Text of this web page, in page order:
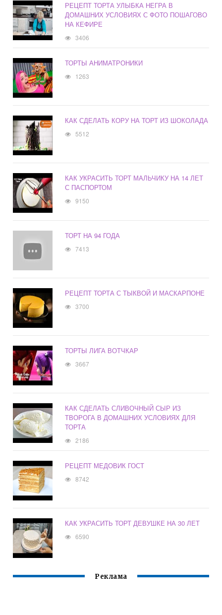
РЕЦЕПТ ТОРТА УЛЫБКА НЕГРА В
ДОМАШНИХ УСЛОВИЯХ С ФОТО ПОШАГОВО
НА КЕФИРЕ
3406
ТОРТЫ АНИМАТРОНИКИ
1263
КАК СДЕЛАТЬ КОРУ НА ТОРТ ИЗ ШОКОЛАДА
5512
КАК УКРАСИТЬ ТОРТ МАЛЬЧИКУ НА 14 ЛЕТ
С ПАСПОРТОМ
9150
ТОРТ НА 94 ГОДА
7413
РЕЦЕПТ ТОРТА С ТЫКВОЙ И МАСКАРПОНЕ
3700
ТОРТЫ ЛИГА ВОТЧКАР
3667
КАК СДЕЛАТЬ СЛИВОЧНЫЙ СЫР ИЗ
ТВОРОГА В ДОМАШНИХ УСЛОВИЯХ ДЛЯ
ТОРТА
2186
РЕЦЕПТ МЕДОВИК ГОСТ
8742
КАК УКРАСИТЬ ТОРТ ДЕВУШКЕ НА 30 ЛЕТ
6590
Реклама